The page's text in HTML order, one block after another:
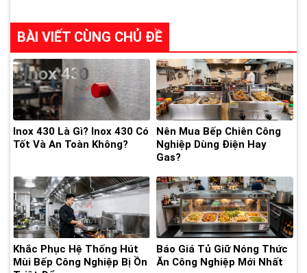
BÀI VIẾT CÙNG CHỦ ĐỀ
Inox 430 Là Gì? Inox 430 Có
Tốt Và An Toàn Không?
Nên Mua Bếp Chiên Công
Nghiệp Dùng Điện Hay
Gas?
Khắc Phục Hệ Thống Hút
Mùi Bếp Công Nghiệp Bị Ồn
Báo Giá Tủ Giữ Nóng Thức
Ăn Công Nghiệp Mới Nhất